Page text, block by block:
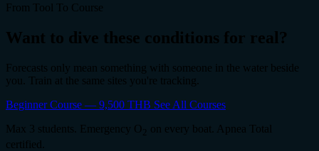
From Tool To Course
Want to dive these conditions for real?
Forecasts only mean something with someone in the water beside
you. Train at the same sites you're tracking.
Beginner Course — 9,500 THB See All Courses
Max 3 students. Emergency O
on every boat. Apnea Total
certified.